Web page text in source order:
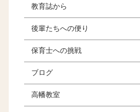
教育誌から
後輩たちへの便り
保育士への挑戦
ブログ
高幡教室